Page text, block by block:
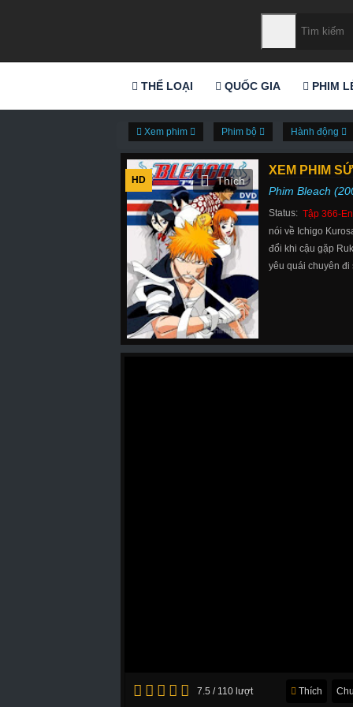
THỂ LOẠI QUỐC GIA PHIM
Xem phim Phim bộ Hành động
HD
XEM PHIM
Phim Bleach
Status: Tập 366-
nói về Ichigo
đổi khi cậu gặp
yêu quái chuyên
7.5 / 110 lượt Thích